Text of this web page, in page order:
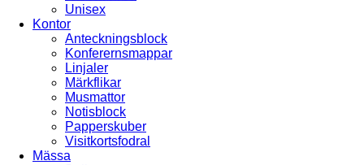
Unisex
Kontor
Anteckningsblock
Konferernsmappar
Linjaler
Märkflikar
Musmattor
Notisblock
Papperskuber
Visitkortsfodral
Mässa